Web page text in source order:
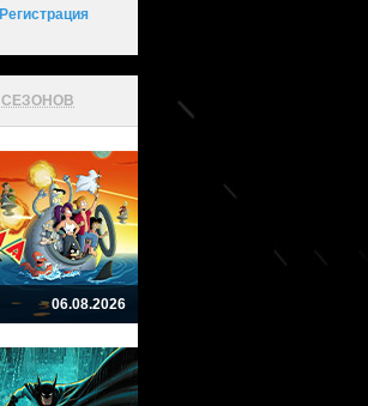
Регистрация
СЕЗОНОВ
06.08.2026